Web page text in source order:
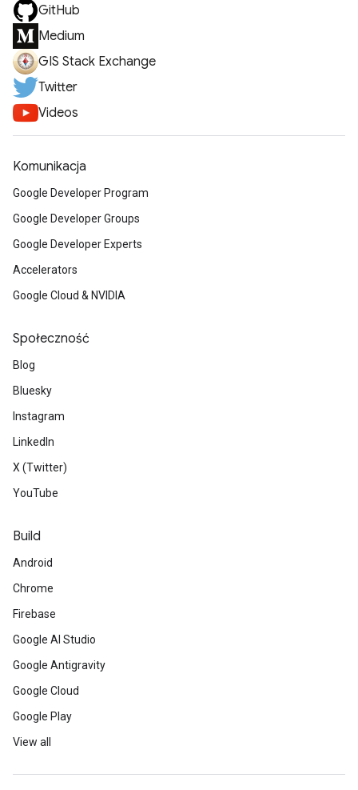
GitHub
Medium
GIS Stack Exchange
Twitter
Videos
Komunikacja
Google Developer Program
Google Developer Groups
Google Developer Experts
Accelerators
Google Cloud & NVIDIA
Społeczność
Blog
Bluesky
Instagram
LinkedIn
X (Twitter)
YouTube
Build
Android
Chrome
Firebase
Google AI Studio
Google Antigravity
Google Cloud
Google Play
View all